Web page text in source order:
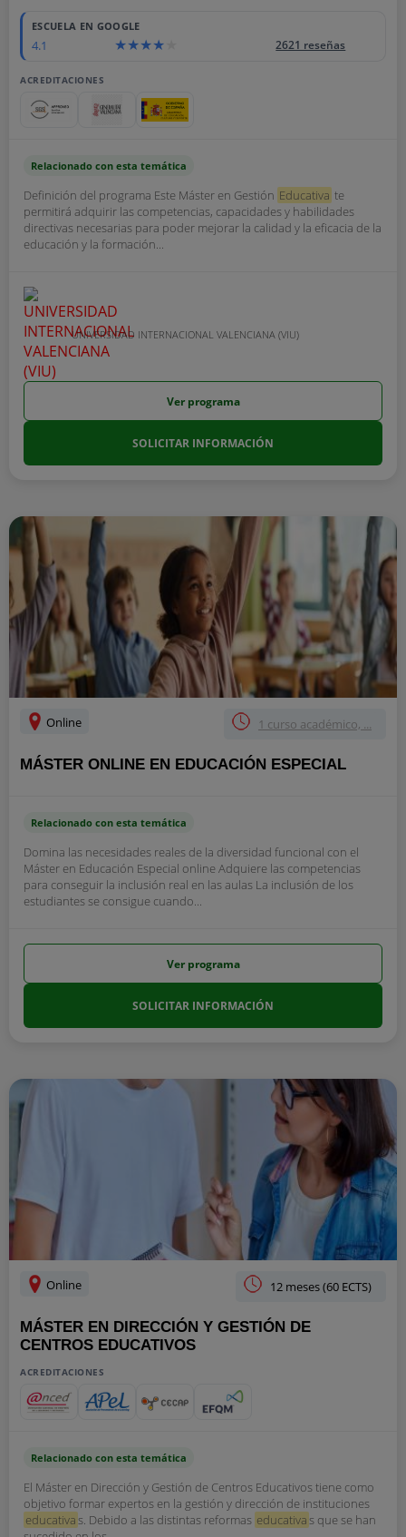
ESCUELA EN GOOGLE
4.1 2621 reseñas
ACREDITACIONES
Relacionado con esta temática
Definición del programa Este Máster en Gestión Educativa te
permitirá adquirir las competencias, capacidades y habilidades
directivas necesarias para poder mejorar la calidad y la eficacia de la
educación y la formación...
UNIVERSIDAD INTERNACIONAL VALENCIANA (VIU)
Ver programa
SOLICITAR INFORMACIÓN
Online 1 curso académico, ...
MÁSTER ONLINE EN EDUCACIÓN ESPECIAL
Relacionado con esta temática
Domina las necesidades reales de la diversidad funcional con el
Máster en Educación Especial online Adquiere las competencias
para conseguir la inclusión real en las aulas La inclusión de los
estudiantes se consigue cuando...
Ver programa
SOLICITAR INFORMACIÓN
Online 12 meses (60 ECTS)
MÁSTER EN DIRECCIÓN Y GESTIÓN DE
CENTROS EDUCATIVOS
ACREDITACIONES
Relacionado con esta temática
El Máster en Dirección y Gestión de Centros Educativos tiene como
objetivo formar expertos en la gestión y dirección de instituciones
educativas. Debido a las distintas reformas educativas que se han